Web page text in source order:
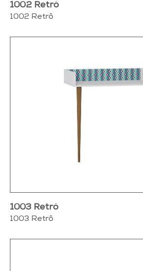
1002 Retrô
1002 Retrô
1003 Retrô
1003 Retrô